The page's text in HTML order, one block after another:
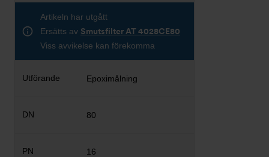
Artikeln har utgått
Ersätts av Smutsfilter AT 4028CE80
Viss avvikelse kan förekomma
Epoximålning
80
16